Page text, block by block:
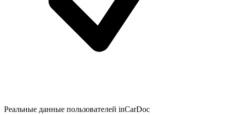
Реальные данные пользователей inCarDoc